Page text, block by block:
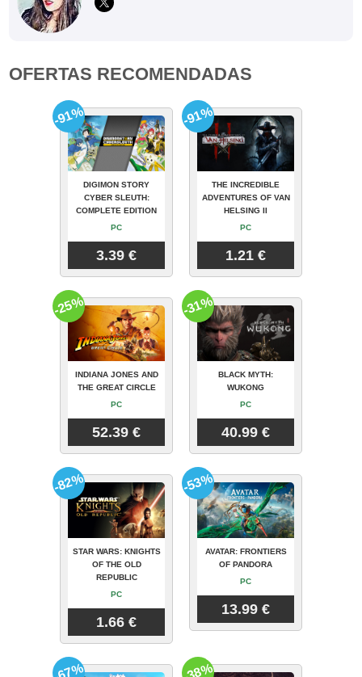
OFERTAS RECOMENDADAS
DIGIMON STORY
CYBER SLEUTH:
COMPLETE EDITION
PC
3.39 €
-91%
THE INCREDIBLE
ADVENTURES OF VAN
HELSING II
PC
1.21 €
-91%
INDIANA JONES AND
THE GREAT CIRCLE
PC
52.39 €
-25%
BLACK MYTH:
WUKONG
PC
40.99 €
-31%
STAR WARS: KNIGHTS
OF THE OLD
REPUBLIC
PC
1.66 €
-82%
AVATAR: FRONTIERS
OF PANDORA
PC
13.99 €
-53%